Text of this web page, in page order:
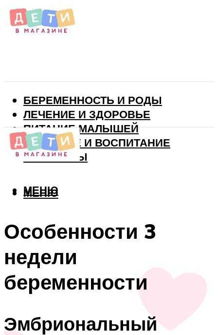
БЕРЕМЕННОСТЬ И РОДЫ
ЛЕЧЕНИЕ И ЗДОРОВЬЕ
ПИТАНИЕ МАЛЫШЕЙ
РАЗВИТИЕ И ВОСПИТАНИЕ
ВИТАМИНЫ
МЕНЮ
МЕНЮ
Особенности 3
недели
беременности
Эмбриональный